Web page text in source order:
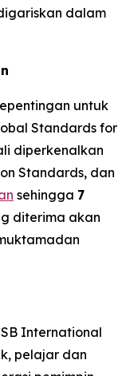
dalam
untuk
Standards for
diperkenalkan
Standards, dan
sehingga 7
diterima akan
International
pelajar dan